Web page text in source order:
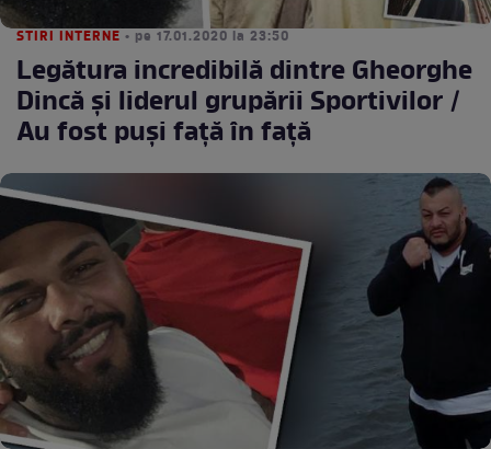
STIRI INTERNE • pe 17.01.2020 la 23:50
Legătura incredibilă dintre Gheorghe
Dincă şi liderul grupării Sportivilor /
Au fost puşi faţă în faţă